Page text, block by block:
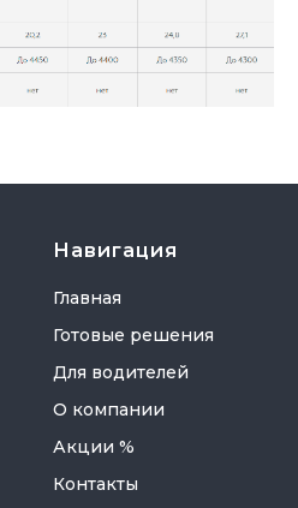
Навигация
Главная
Готовые решения
Для водителей
О компании
Акции %
Контакты